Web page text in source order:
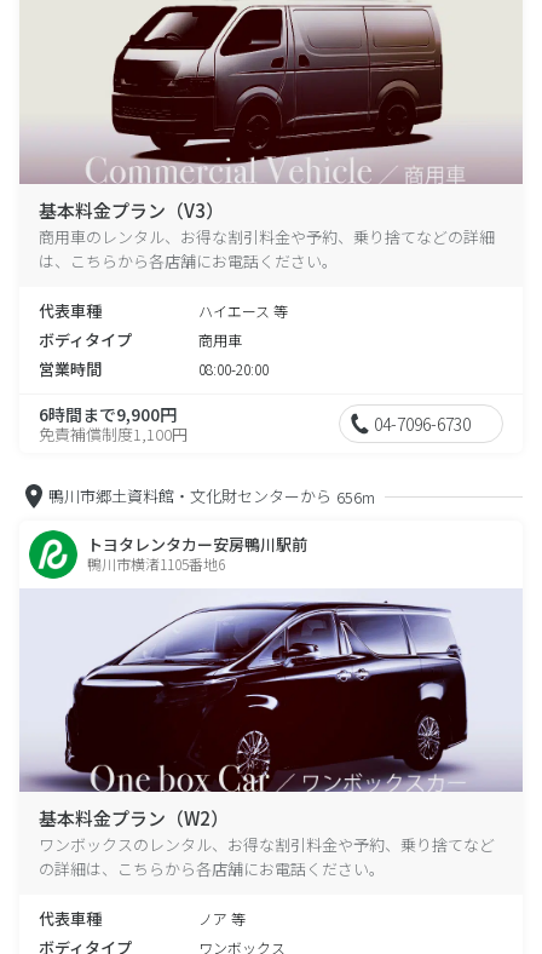
基本料金プラン（V3）
商用車のレンタル、お得な割引料金や予約、乗り捨てなどの詳細
は、こちらから各店舗にお電話ください。
代表車種 ハイエース 等
ボディタイプ 商用車
営業時間 08:00-20:00
6時間まで9,900円
免責補償制度1,100円 04-7096-6730
鴨川市郷土資料館・文化財センターから 656m
トヨタレンタカー安房鴨川駅前
鴨川市横渚1105番地6
基本料金プラン（W2）
ワンボックスのレンタル、お得な割引料金や予約、乗り捨てなど
の詳細は、こちらから各店舗にお電話ください。
代表車種 ノア 等
ボディタイプ ワンボックス